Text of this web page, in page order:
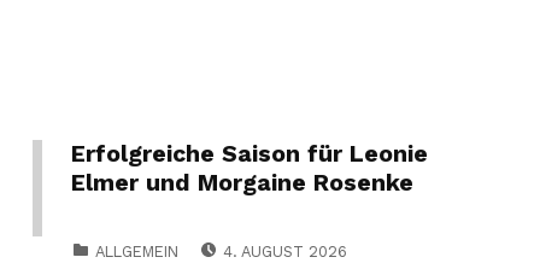
Erfolgreiche Saison für Leonie
Elmer und Morgaine Rosenke
ALLGEMEIN
4. AUGUST 2026